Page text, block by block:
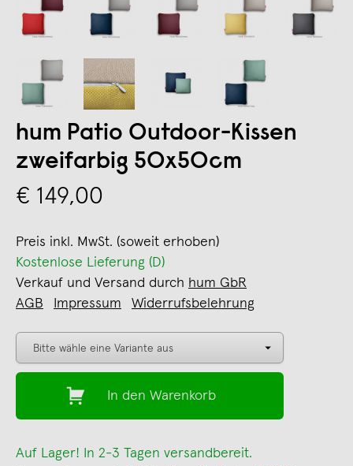
hum Patio Outdoor-Kissen
zweifarbig 50x50cm
€ 149,00
Preis inkl. MwSt. (soweit erhoben)
Kostenlose Lieferung (D)
Verkauf und Versand durch hum GbR
AGB
Impressum Widerrufsbelehrung
In den Warenkorb
Auf Lager! In 2-3 Tagen versandbereit.